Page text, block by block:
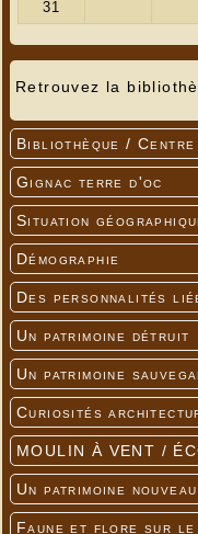
Retrouvez la
Bibliothèque /
Gignac terre d'oc
Situation
Démographie
Des personnalités
Un patrimoine détruit
Un patrimoine
Curiosités
MOULIN À VENT /
Un patrimoine nouveau
Faune et flore sur le